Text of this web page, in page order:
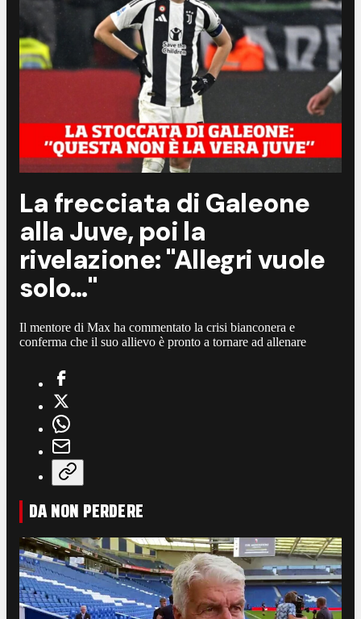
La frecciata di Galeone
alla Juve, poi la
rivelazione: "Allegri vuole
solo…"
Il mentore di Max ha commentato la crisi bianconera e
conferma che il suo allievo è pronto a tornare ad allenare
DA NON PERDERE